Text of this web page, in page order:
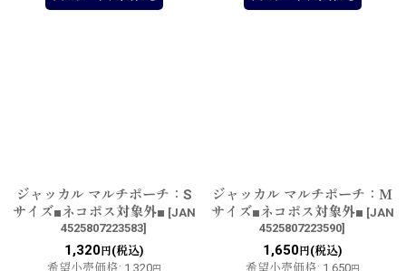
ジャッカル マルチポーチ：S
サイズ■ネコポス対象外■ [JAN
4525807223583]
1,320円(税込)
希望小売価格: 1,320
ジャッカル マルチポーチ：Ｍ
サイズ■ネコポス対象外■ [JAN
4525807223590]
1,650円(税込)
希望小売価格: 1,650